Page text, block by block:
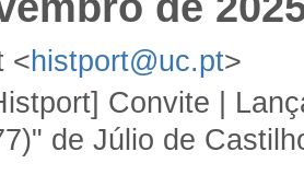
<histport@uc.pt>
Convite |
de Júlio de